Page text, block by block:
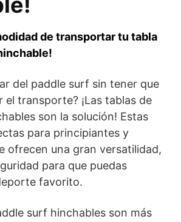
de transportar tu tabla
del paddle surf sin tener que
transporte? ¡Las tablas de
son la solución! Estas
para principiantes y
ofrecen una gran versatilidad,
para que puedas
favorito.
surf hinchables son más